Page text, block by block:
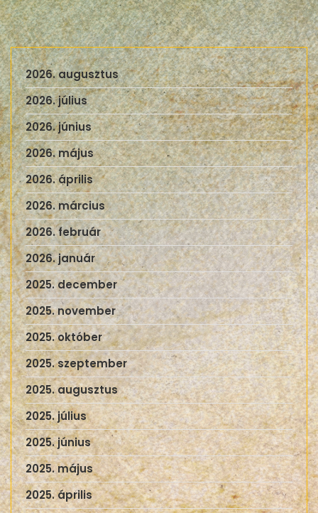
2026. augusztus
2026. július
2026. június
2026. május
2026. április
2026. március
2026. február
2026. január
2025. december
2025. november
2025. október
2025. szeptember
2025. augusztus
2025. július
2025. június
2025. május
2025. április